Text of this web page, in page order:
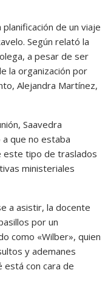
de un viaje
Según relató la
a pesar de ser
la organización por
Alejandra Martínez,
Saavedra
que no estaba
este tipo de traslados
ministeriales
a asistir, la docente
por un
como «Wilber», quien
y ademanes
está con cara de